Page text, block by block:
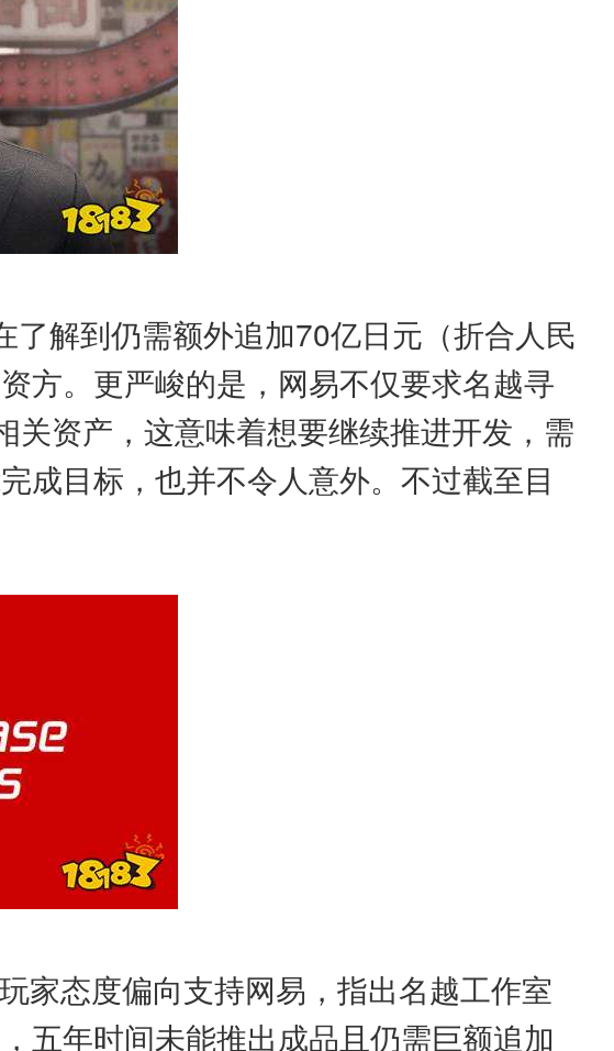
解到仍需额外追加70亿日元（折合人民
方。更严峻的是，网易不仅要求名越寻
关资产，这意味着想要继续推进开发，需
成目标，也并不令人意外。不过截至目
家态度偏向支持网易，指出名越工作室
五年时间未能推出成品且仍需巨额追加